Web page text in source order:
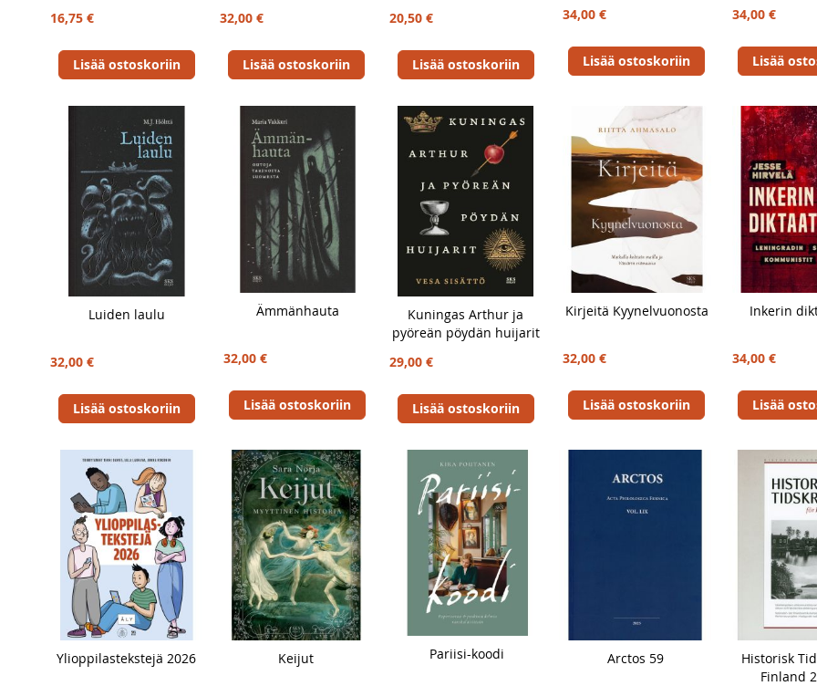
16,75 €
Lisää ostoskoriin
32,00 €
Lisää ostoskoriin
20,50 €
Lisää ostoskoriin
34,00 €
Lisää ostoskoriin
34,00 €
Lisää
Luiden laulu
32,00 €
Lisää ostoskoriin
Ämmänhauta
32,00 €
Lisää ostoskoriin
Kuningas Arthur ja
pyöreän pöydän huijarit
29,00 €
Lisää ostoskoriin
Kirjeitä Kyynelvuonosta
32,00 €
Lisää ostoskoriin
Inkerin
34,00 €
Lisää
Ylioppilastekstejä 2026 Keijut Pariisi-koodi Arctos 59
Historisk
Finland